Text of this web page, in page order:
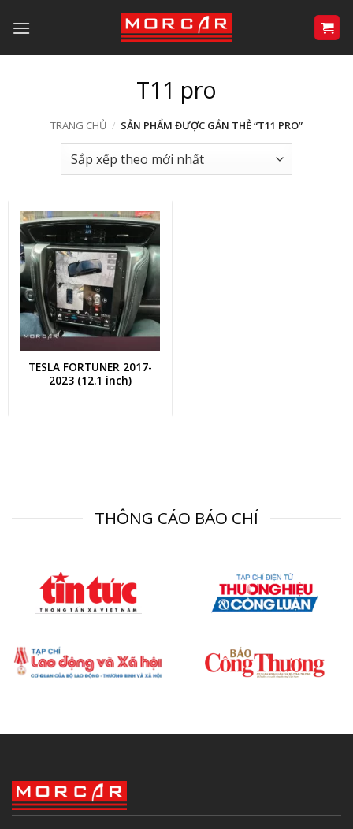
qua
nội
T11 pro
TRANG CHỦ / SẢN PHẨM ĐƯỢC GẮN THẺ “T11 PRO”
TESLA FORTUNER 2017-
2023 (12.1 inch)
THÔNG CÁO BÁO CHÍ